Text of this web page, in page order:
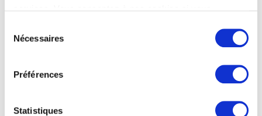
Nécessaires
Préférences
Statistiques